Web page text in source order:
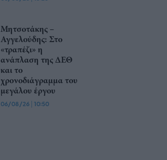
Μητσοτάκης –
Αγγελούδης: Στο
«τραπέζι» η
ανάπλαση της ΔΕΘ
και το
χρονοδιάγραμμα του
μεγάλου έργου
06/08/26 | 10:50